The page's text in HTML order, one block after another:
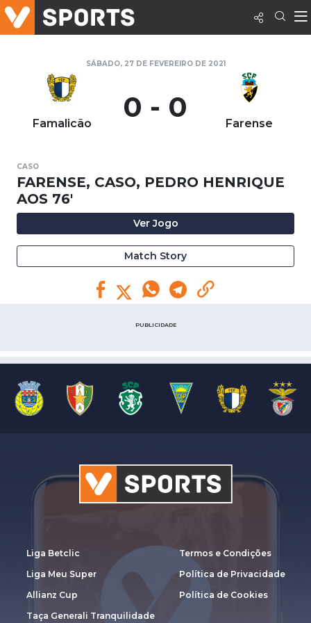
SÁBADO, 27 DE FEVEREIRO DE 2021
Famalicão 0 - 0 Farense
CASO
FARENSE, CASO, PEDRO HENRIQUE
AOS 76'
Ver Jogo
Match Story
PUBLICIDADE
Liga Betclic
Liga Meu Super
Allianz Cup
Taça Generali Tranquilidade
Termos e Condições
Política de Privacidade
Política de Cookies